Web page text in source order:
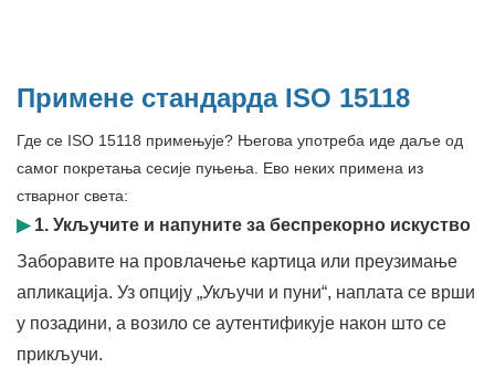
Примене стандарда ISO 15118
Где се ISO 15118 примењује? Његова употреба иде даље од
самог покретања сесије пуњења. Ево неких примена из
стварног света:
▶1. Укључите и напуните за беспрекорно искуство
Заборавите на провлачење картица или преузимање
апликација. Уз опцију „Укључи и пуни“, наплата се врши
у позадини, а возило се аутентификује након што се
прикључи.